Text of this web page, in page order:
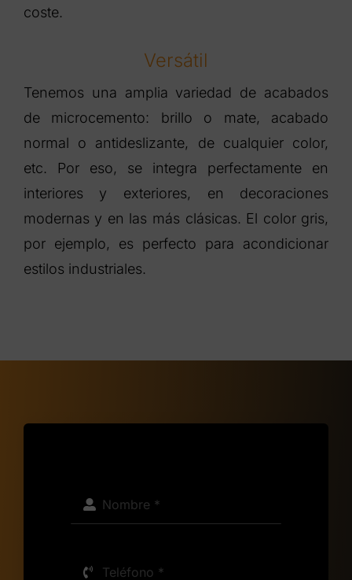
coste.
Versátil
Tenemos una amplia variedad de acabados
de microcemento: brillo o mate, acabado
normal o antideslizante, de cualquier color,
etc. Por eso, se integra perfectamente en
interiores y exteriores, en decoraciones
modernas y en las más clásicas. El color gris,
por ejemplo, es perfecto para acondicionar
estilos industriales.